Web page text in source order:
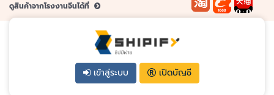
ดูสินค้าจากโรงงานจีนได้ที่
เข้าสู่ระบบ เปิดบัญชี